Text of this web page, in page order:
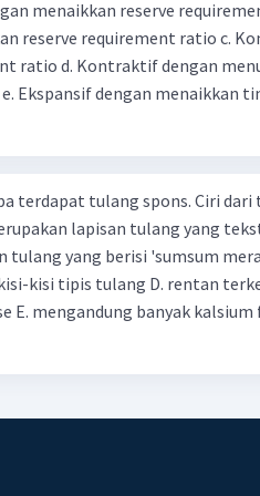
C. Rp2.312.000 B. Rp2.475.000 D.
menaikkan reserve
reserve requirement ratio c.
ratio d. Kontraktif dengan
dengan menaikkan tingkat
kebijakan moneter ekspansif,
di mana bentuk kurva jumlah
(penawaran uang) naik
di mana bentuk kurva
dari kiri bawah ke kanan atas
jumlah uang beredar
bunga turun di mana
fiskal kontraktif dilakukan
Tr, dan meningkatkan
terdapat tulang spons. Ciri
lapisan tulang yang
tulang yang berisi 'sumsum
kisi tipis tulang D. rentan
E. mengandung banyak